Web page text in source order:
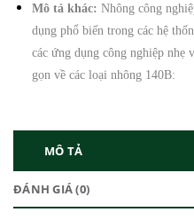
Mô tả khác: Nhông công
dụng phổ biến trong các hệ
các ứng dụng công nghiệp
gọn về các loại nhông 140B:
MÔ TẢ
ĐÁNH GIÁ (0)